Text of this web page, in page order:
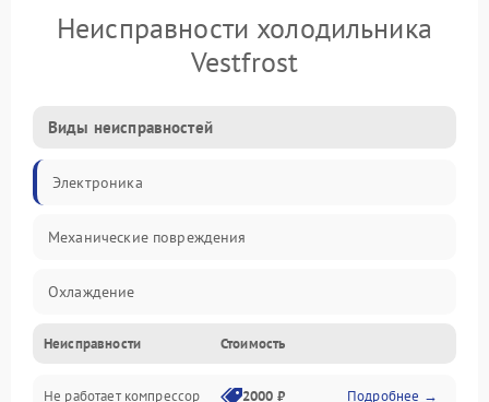
Неисправности холодильника
Vestfrost
Виды неисправностей
Электроника
Механические повреждения
Охлаждение
Механика
Неисправности Стоимость
Не работает компрессор 2000 ₽ Подробнее →